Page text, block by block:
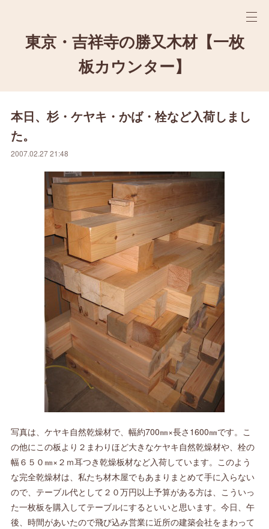
東京・吉祥寺の勝又木材【一枚
板カウンター】
本日、杉・ケヤキ・かば・栓など入荷しまし
た。
2007.02.27 21:48
写真は、ケヤキ自然乾燥材で、幅約700㎜×長さ1600㎜です。こ
の他にこの板より２まわりほど大きなケヤキ自然乾燥材や、栓の
幅６５０㎜×２ｍ耳つき乾燥板材など入荷しています。このよう
な完全乾燥材は、私たち材木屋でもあまりまとめて手に入らない
ので、テーブル代として２０万円以上予算がある方は、こういっ
た一枚板を購入してテーブルにするといいと思います。今日、午
後、時間があいたので飛び込み営業に近所の建築会社をまわって